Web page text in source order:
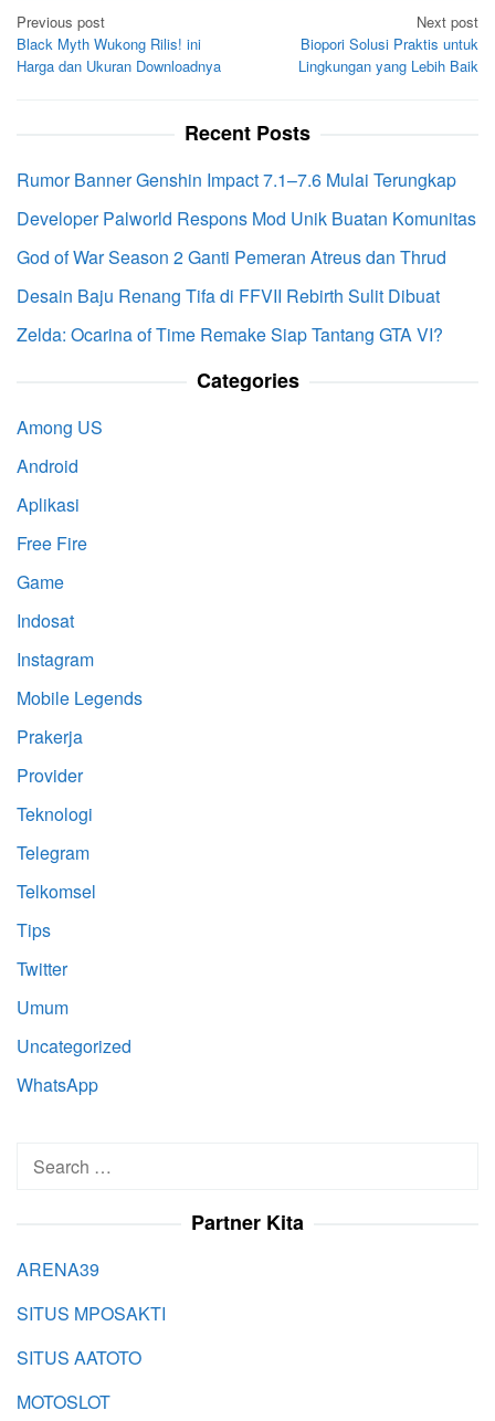
Post
navigation
Previous post
Black Myth Wukong Rilis! ini
Harga dan Ukuran Downloadnya
Next post
Biopori Solusi Praktis untuk
Lingkungan yang Lebih Baik
Recent Posts
Rumor Banner Genshin Impact 7.1–7.6 Mulai Terungkap
Developer Palworld Respons Mod Unik Buatan Komunitas
God of War Season 2 Ganti Pemeran Atreus dan Thrud
Desain Baju Renang Tifa di FFVII Rebirth Sulit Dibuat
Zelda: Ocarina of Time Remake Siap Tantang GTA VI?
Categories
Among US
Android
Aplikasi
Free Fire
Game
Indosat
Instagram
Mobile Legends
Prakerja
Provider
Teknologi
Telegram
Telkomsel
Tips
Twitter
Umum
Uncategorized
WhatsApp
Search
for:
Partner Kita
ARENA39
SITUS MPOSAKTI
SITUS AATOTO
MOTOSLOT